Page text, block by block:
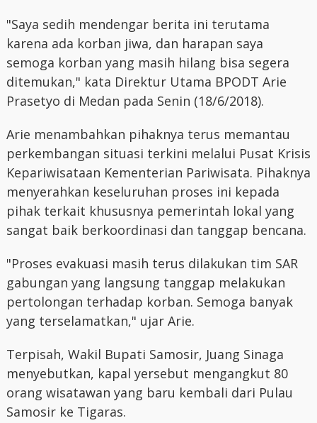
"Saya sedih mendengar berita ini terutama
karena ada korban jiwa, dan harapan saya
semoga korban yang masih hilang bisa segera
ditemukan," kata Direktur Utama BPODT Arie
Prasetyo di Medan pada Senin (18/6/2018).
Arie menambahkan pihaknya terus memantau
perkembangan situasi terkini melalui Pusat Krisis
Kepariwisataan Kementerian Pariwisata. Pihaknya
menyerahkan keseluruhan proses ini kepada
pihak terkait khususnya pemerintah lokal yang
sangat baik berkoordinasi dan tanggap bencana.
"Proses evakuasi masih terus dilakukan tim SAR
gabungan yang langsung tanggap melakukan
pertolongan terhadap korban. Semoga banyak
yang terselamatkan," ujar Arie.
Terpisah, Wakil Bupati Samosir, Juang Sinaga
menyebutkan, kapal yersebut mengangkut 80
orang wisatawan yang baru kembali dari Pulau
Samosir ke Tigaras.